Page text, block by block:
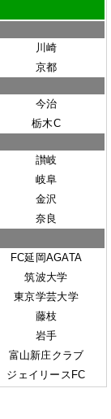
川崎
京都
今治
栃木C
讃岐
岐阜
金沢
奈良
FC延岡AGATA
筑波大学
東京学芸大学
藤枝
岩手
富山新庄クラブ
ジェイリースFC